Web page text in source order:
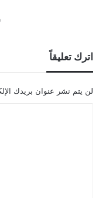
اترك تعليقاً
لن يتم نشر عنوان بريدك